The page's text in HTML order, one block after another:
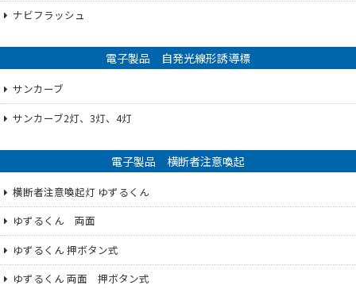
ナビフラッシュ
電子製品 自発光線形誘導標
サンカーブ
サンカーブ2灯、3灯、4灯
電子製品 横断者注意喚起
横断者注意喚起灯 ゆずるくん
ゆずるくん 両面
ゆずるくん 押ボタン式
ゆずるくん 両面 押ボタン式